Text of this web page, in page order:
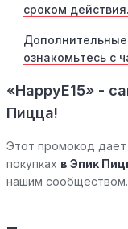
сроком действия.
ознакомьтесь с
«HappyE15» -
Пицца!
Этот промокод дает
покупках в Эпик
нашим сообществом.